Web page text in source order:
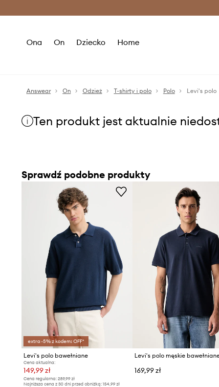
Ona On Dziecko Home
Answear On Odzież T-shirty i polo Polo Levi's polo
Ten produkt jest aktualnie
Sprawdź podobne produkty
extra -5% z kodem: OFF*
Levi's polo bawełniane
Cena aktualna:
149,99 zł
Cena regularna: 289,99 zł
Najniższa cena z 30 dni przed obniżką: 154,99 zł
169,99 zł